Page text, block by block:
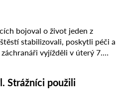
bojoval o život jeden z
stabilizovali, poskytli péči a
vyjížděli v úterý 7.
Strážníci použili